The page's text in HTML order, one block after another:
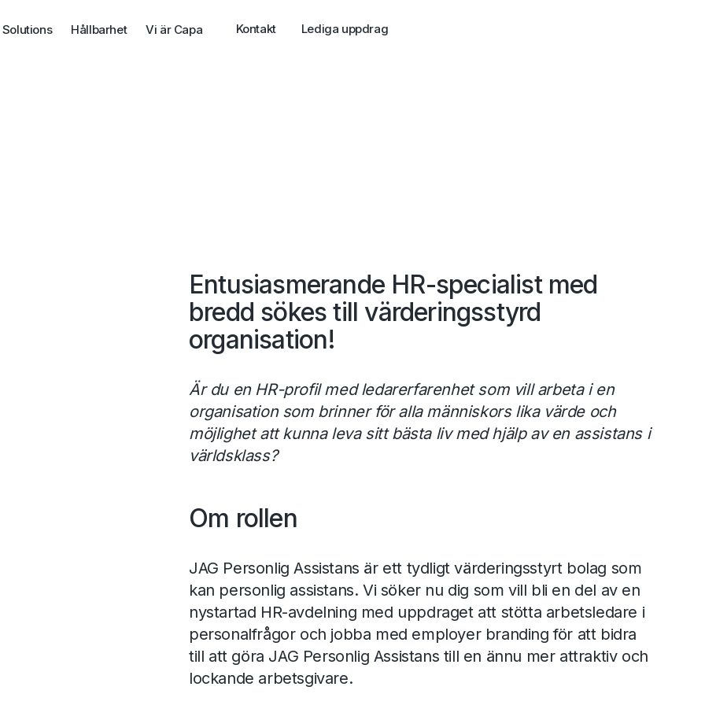
Hållbarhet Vi är Capa Kontakt Lediga uppdrag
Entusiasmerande HR-specialist med
bredd sökes till värderingsstyrd
organisation!
Är du en HR-profil med ledarerfarenhet som vill arbeta i en
organisation som brinner för alla människors lika värde och
möjlighet att kunna leva sitt bästa liv med hjälp av en assistans i
världsklass?
Om rollen
JAG Personlig Assistans är ett tydligt värderingsstyrt bolag som
kan personlig assistans. Vi söker nu dig som vill bli en del av en
nystartad HR-avdelning med uppdraget att stötta arbetsledare i
personalfrågor och jobba med employer branding för att bidra
till att göra JAG Personlig Assistans till en ännu mer attraktiv och
lockande arbetsgivare.